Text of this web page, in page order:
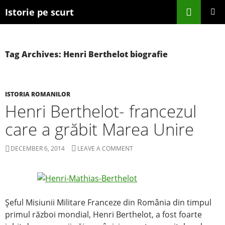
Istorie pe scurt
Search
SKIP TO CONTENT
Tag Archives: Henri Berthelot biografie
ISTORIA ROMANILOR
Henri Berthelot- francezul
care a grăbit Marea Unire
DECEMBER 6, 2014 LEAVE A COMMENT
Şeful Misiunii Militare Franceze din România din timpul
primul război mondial, Henri Berthelot, a fost foarte